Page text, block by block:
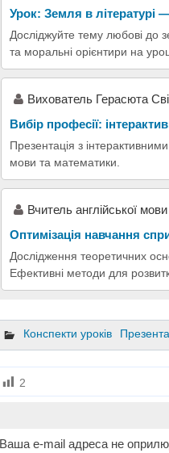
Урок: Земля в літературі
Досліджуйте тему любові до
та моральні орієнтири на
Вихователь Герасюта
Вибір професії:
Презентація з
мови та математики.
Вчитель англійської
Оптимізація навчання
Дослідження теоретичних
Ефективні методи для
Конспекти уроків
2
Ваша e-mail адреса не